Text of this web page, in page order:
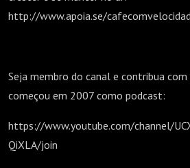
http://www.apoia.se/
Seja membro do canal e contribua
começou em 2007 como podcast:
https://www.youtube.com/channel/
QiXLA/join